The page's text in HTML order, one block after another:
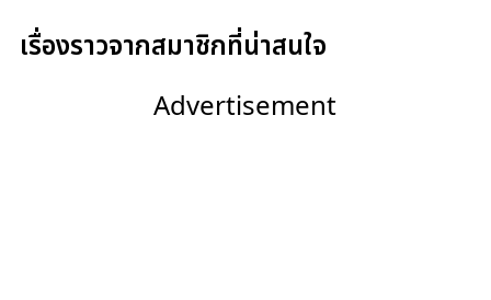
เรื่องราวจากสมาชิกที่น่าสนใจ
Advertisement